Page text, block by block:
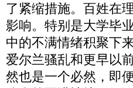
了紧缩措施。百姓在
影响。特别是大学毕
中的不满情绪积聚下
爱尔兰骚乱和更早以
然也是一个必然，即